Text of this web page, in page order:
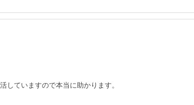
していますので本当に助かります。